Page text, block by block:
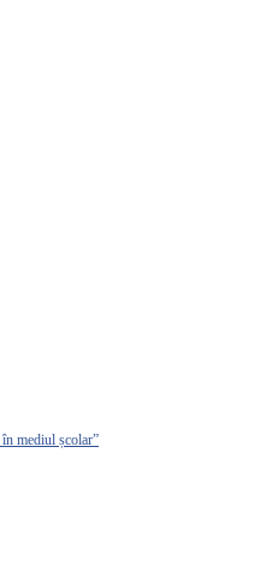
mediul școlar”